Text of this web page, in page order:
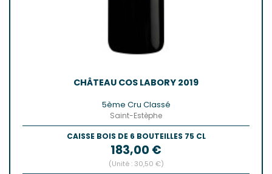
CHÂTEAU COS LABORY 2019
5ème Cru Classé
Saint-Estèphe
CAISSE BOIS DE 6 BOUTEILLES 75 CL
Prix
183,00 €
(Unité : 30,50 €)